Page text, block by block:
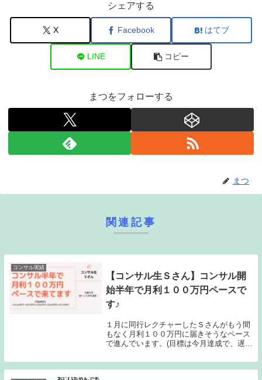
シェアする
X Facebook はてブ
LINE コピー
まつをフォローする
まつ
関連記事
コンサル実績
【コンサル生Ｓさん】コンサル開
始半年で月利１００万円ペースで
す♪
１月に同行レクチャーしたＳさんがもう間
もなく月利１００万円に届きそうなペース
で進んでいます。(目標は今月達成で、遅く
さんとの同行レクチャーの記事】この記事
にも書いているように、Sさんは私のコン